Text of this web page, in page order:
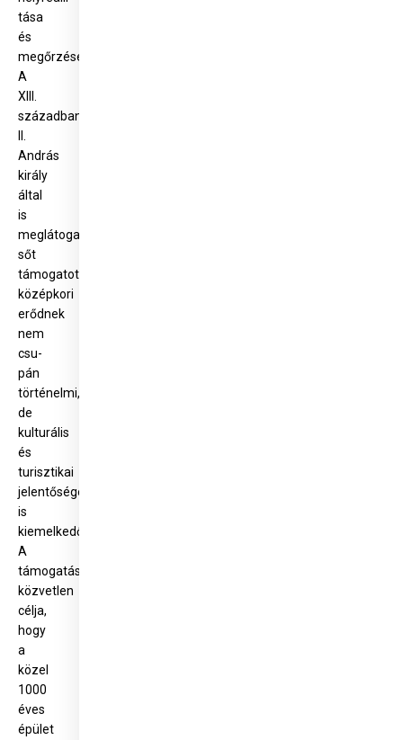
tása
és
megőrzése.
A
XIII.
században
András
király
által
is
meglátogatott,
sőt
támogatott
középkori
erődnek
nem
csu­
pán
történelmi,
de
kulturális
és
turisztikai
jelentősége
is
kiemelkedő.
A
támogatás
közvetlen
célja,
hogy
a
közel
1000
éves
épület